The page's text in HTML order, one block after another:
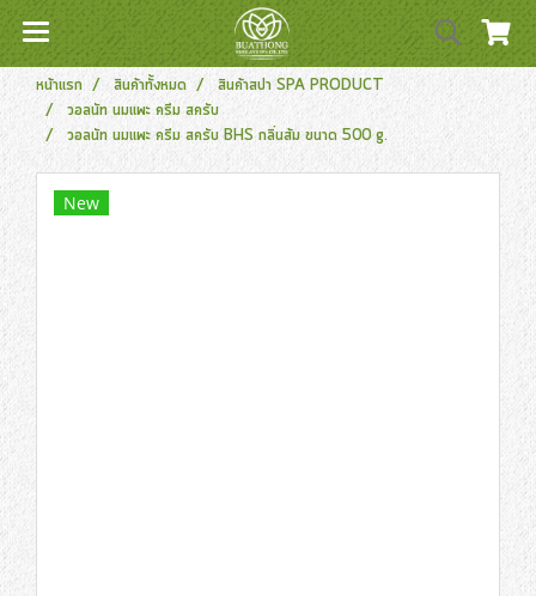
หน้าแรก สินค้าทั้งหมด
สินค้าสปา SPA PRODUCT
วอลนัท นมแพะ ครีม สครับ
วอลนัท นมแพะ ครีม สครับ BHS กลิ่นส้ม ขนาด 500 g.
New